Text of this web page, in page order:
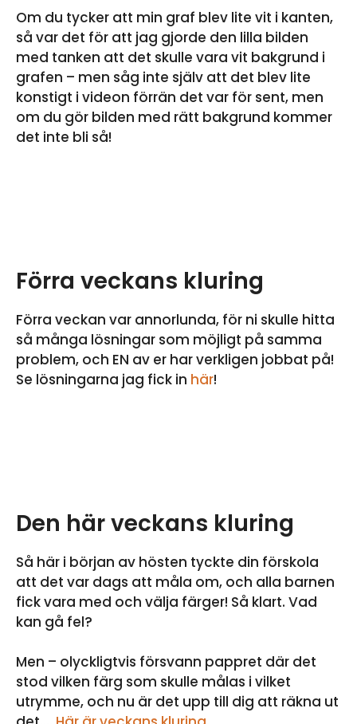
Om du tycker att min graf blev lite vit i kanten,
så var det för att jag gjorde den lilla bilden
med tanken att det skulle vara vit bakgrund i
grafen – men såg inte själv att det blev lite
konstigt i videon förrän det var för sent, men
om du gör bilden med rätt bakgrund kommer
det inte bli så!
Förra veckans kluring
Förra veckan var annorlunda, för ni skulle hitta
så många lösningar som möjligt på samma
problem, och EN av er har verkligen jobbat på!
Se lösningarna jag fick in här!
Den här veckans kluring
Så här i början av hösten tyckte din förskola
att det var dags att måla om, och alla barnen
fick vara med och välja färger! Så klart. Vad
kan gå fel?
Men – olyckligtvis försvann pappret där det
stod vilken färg som skulle målas i vilket
utrymme, och nu är det upp till dig att räkna ut